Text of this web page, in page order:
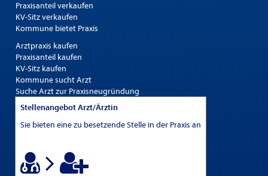
Praxisanteil verkaufen
KV-Sitz verkaufen
Kommune bietet Praxis
Arztpraxis kaufen
Praxisanteil kaufen
KV-Sitz kaufen
Kommune sucht Arzt
Suche Arzt zur Praxisneugründung
Stellenangebot Arzt/Ärztin
Sie bieten eine zu besetzende Stelle in der Praxis an